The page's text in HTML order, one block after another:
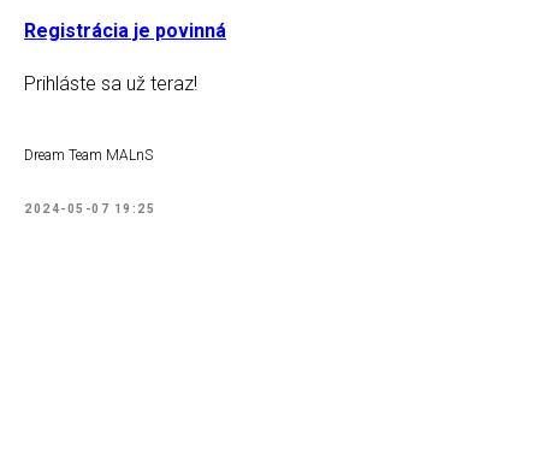
Registrácia je povinná
Prihláste sa už teraz!
Dream Team MALnS
2024-05-07 19:25